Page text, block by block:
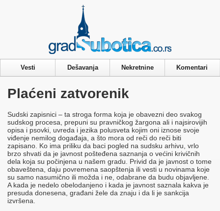
Vesti Dešavanja Nekretnine Komentari
Plaćeni zatvorenik
Sudski zapisnici – ta stroga forma koja je obavezni deo svakog
sudskog procesa, prepuni su pravničkog žargona ali i najsirovijih
opisa i psovki, uvreda i jezika polusveta kojim oni iznose svoje
viđenje nemilog događaja, a što mora od reči do reči biti
zapisano. Ko ima priliku da baci pogled na sudsku arhivu, vrlo
brzo shvati da je javnost pošteđena saznanja o većini krivičnih
dela koja su počinjena u našem gradu. Privid da je javnost o tome
obaveštena, daju povremena saopštenja ili vesti u novinama koje
su samo nasumično ili možda i ne, odabrane da budu objavljene.
A kada je nedelo obelodanjeno i kada je javnost saznala kakva je
presuda donesena, građani žele da znaju i da li je sankcija
izvršena.
Privacy & Cookies Policy